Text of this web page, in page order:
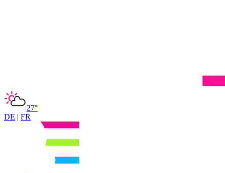
27°
DE | FR